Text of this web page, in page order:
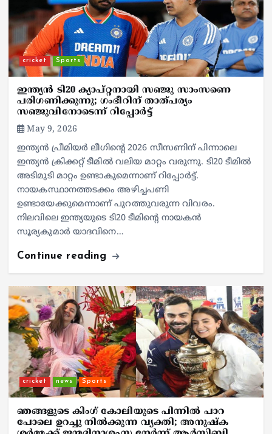
cricket Sports
ഇന്ത്യൻ ടി20 ക്യാപ്റ്റനായി സഞ്ജു സാംസണെ
പരിഗണിക്കുന്നു; ഗംഭീറിന് താത്പര്യം
സഞ്ജുവിനോടെന്ന് റിപ്പോർട്ട്
May 9, 2026
ഇന്ത്യൻ പ്രീമിയർ ലീഗിന്റെ 2026 സീസണിന് പിന്നാലെ
ഇന്ത്യൻ ക്രിക്കറ്റ് ടീമിൽ വലിയ മാറ്റം വരുന്നു. ടി20 ടീമിൽ
അടിമുടി മാറ്റം ഉണ്ടാകുമെന്നാണ് റിപ്പോർട്ട്.
നായകസ്ഥാനത്തടക്കം അഴിച്ചപണി
ഉണ്ടായേക്കുമെന്നാണ് പുറത്തുവരുന്ന വിവരം.
നിലവിലെ ഇന്ത്യയുടെ ടി20 ടീമിന്റെ നായകൻ
സൂര്യകുമാര്‍ യാദവിനെ…
Continue reading
cricket news Sports
ഞങ്ങളുടെ കിംഗ് കോലിയുടെ പിന്നില്‍ പാറ
പോലെ ഉറച്ചു നില്‍ക്കുന്ന വ്യക്തി; അനുഷ്‌ക